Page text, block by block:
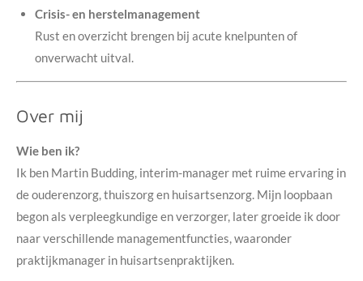
Crisis- en herstelmanagement
Rust en overzicht brengen bij acute knelpunten of
onverwacht uitval.
Over mij
Wie ben ik?
Ik ben Martin Budding, interim-manager met ruime ervaring in
de ouderenzorg, thuiszorg en huisartsenzorg. Mijn loopbaan
begon als verpleegkundige en verzorger, later groeide ik door
naar verschillende managementfuncties, waaronder
praktijkmanager in huisartsenpraktijken.